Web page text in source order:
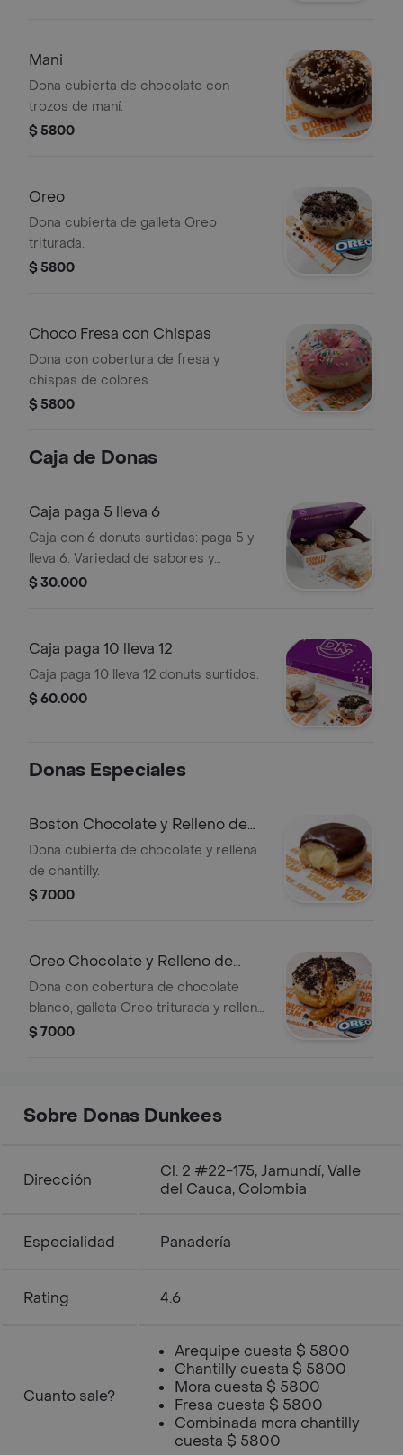
Mani
Dona cubierta de chocolate con
trozos de maní.
$ 5800
Oreo
Dona cubierta de galleta Oreo
triturada.
$ 5800
Choco Fresa con Chispas
Dona con cobertura de fresa y
chispas de colores.
$ 5800
Caja de Donas
Caja paga 5 lleva 6
Caja con 6 donuts surtidas: paga 5 y
lleva 6. Variedad de sabores y
coberturas.
$ 30.000
Caja paga 10 lleva 12
Caja paga 10 lleva 12 donuts surtidos.
$ 60.000
Donas Especiales
Boston Chocolate y Relleno de
Chantilly
Dona cubierta de chocolate y rellena
de chantilly.
$ 7000
Oreo Chocolate y Relleno de
Arequipe
Dona con cobertura de chocolate
blanco, galleta Oreo triturada y relleno
de arequipe.
$ 7000
Sobre Donas Dunkees
Dirección
Cl. 2 #22-175, Jamundí, Valle
del Cauca, Colombia
Especialidad Panadería
Rating 4.6
Cuanto sale?
Arequipe cuesta $ 5800
Chantilly cuesta $ 5800
Mora cuesta $ 5800
Fresa cuesta $ 5800
Combinada mora chantilly
cuesta $ 5800